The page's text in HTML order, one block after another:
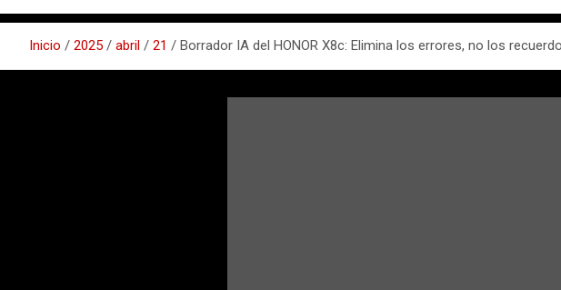
Inicio 2025 abril 21 Borrador IA del HONOR X8c: Elimina los errores, no los